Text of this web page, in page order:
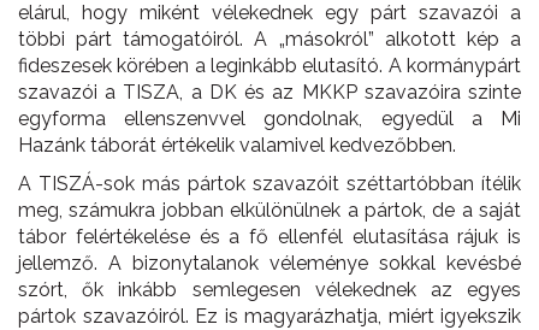
elárul, hogy miként vélekednek egy párt szavazói a
többi párt támogatóiról. A „másokról” alkotott kép a
fideszesek körében a leginkább elutasító. A kormánypárt
szavazói a TISZA, a DK és az MKKP szavazóira szinte
egyforma ellenszenvvel gondolnak, egyedül a Mi
Hazánk táborát értékelik valamivel kedvezőbben.
A TISZÁ-sok más pártok szavazóit széttartóbban ítélik
meg, számukra jobban elkülönülnek a pártok, de a saját
tábor felértékelése és a fő ellenfél elutasítása rájuk is
jellemző. A bizonytalanok véleménye sokkal kevésbé
szórt, ők inkább semlegesen vélekednek az egyes
pártok szavazóiról. Ez is magyarázhatja, miért igyekszik